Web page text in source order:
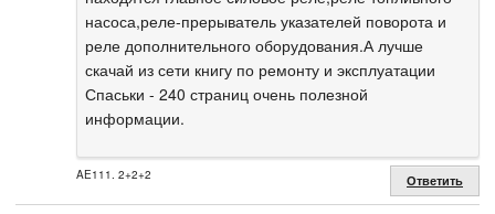
насоса,реле-прерыватель указателей поворота и
реле дополнительного оборудования.А лучше
скачай из сети книгу по ремонту и эксплуатации
Спаськи - 240 страниц очень полезной
информации.
AE111. 2+2+2 Ответить